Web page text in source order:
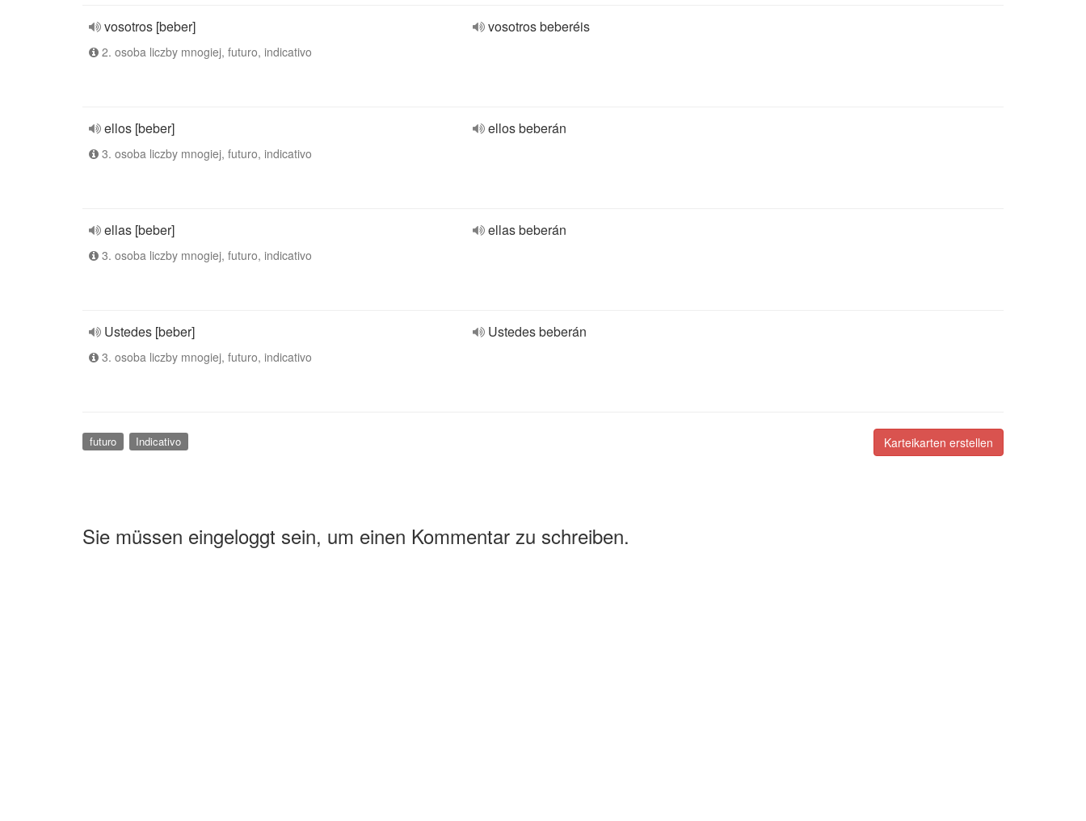
vosotros [beber]
2. osoba liczby mnogiej, futuro, indicativo
vosotros beberéis
ellos [beber]
3. osoba liczby mnogiej, futuro, indicativo
ellos beberán
ellas [beber]
3. osoba liczby mnogiej, futuro, indicativo
ellas beberán
Ustedes [beber]
3. osoba liczby mnogiej, futuro, indicativo
Ustedes beberán
Karteikarten erstellen
futuro Indicativo
Sie müssen eingeloggt sein, um einen Kommentar zu schreiben.